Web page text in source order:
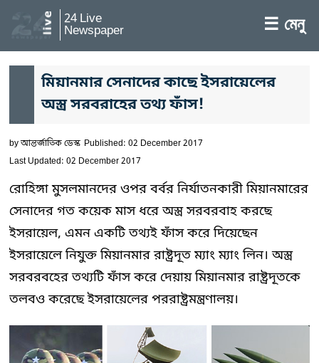
24 Live
Newspaper ☰ মেনু
মিয়ানমার সেনাদের কাছে ইসরায়েলের
অস্ত্র সরবরাহের তথ্য ফাঁস!
byআন্তর্জাতিক ডেস্ক Published: 02 December 2017
Last Updated: 02 December 2017
রোহিঙ্গা মুসলমানদের ওপর বর্বর নির্যাতনকারী মিয়ানমারের
সেনাদের গত কয়েক মাস ধরে অস্ত্র সরবরবাহ করছে
ইসরায়েল, এমন একটি তথ্যই ফাঁস করে দিয়েছেন
ইসরায়েলে নিযুক্ত মিয়ানমার রাষ্ট্রদূত ম্যাং ম্যাং লিন। অস্ত্র
সরবরবহের তথ্যটি ফাঁস করে দেয়ায় মিয়ানমার রাষ্ট্রদূতকে
তলবও করেছে ইসরায়েলের পররাষ্ট্রমন্ত্রণালয়।